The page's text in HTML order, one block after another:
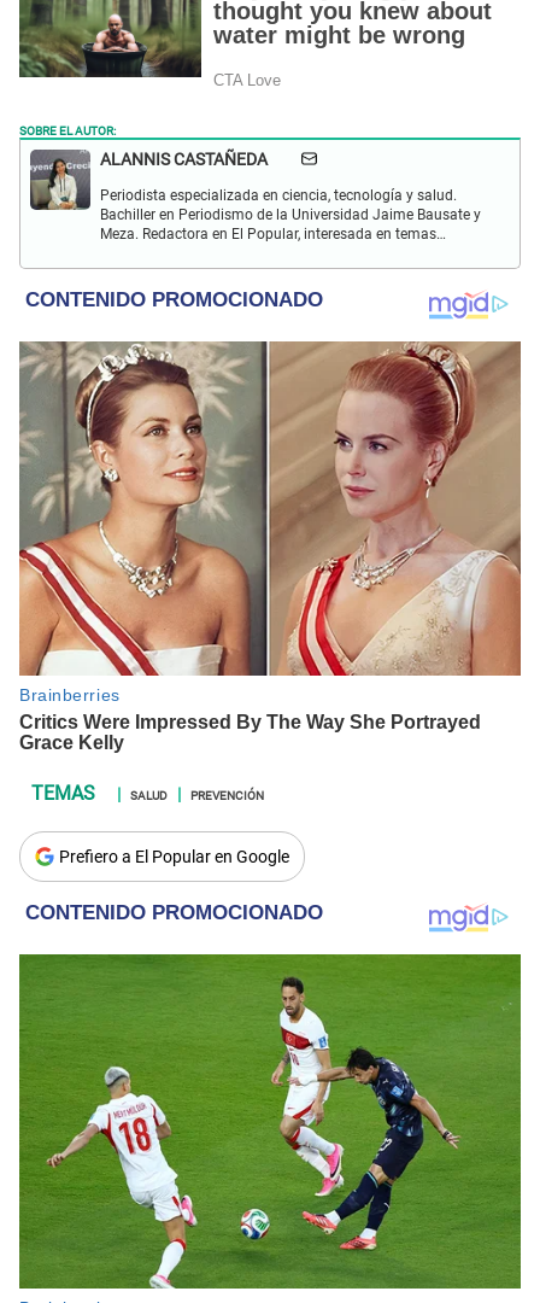
SOBRE EL AUTOR:
ALANNIS CASTAÑEDA
Periodista especializada en ciencia, tecnología y salud.
Bachiller en Periodismo de la Universidad Jaime Bausate y
Meza. Redactora en El Popular, interesada en temas
astronómicos, hallazgos y más.
SALUD PREVENCIÓN
Prefiero a El Popular en Google